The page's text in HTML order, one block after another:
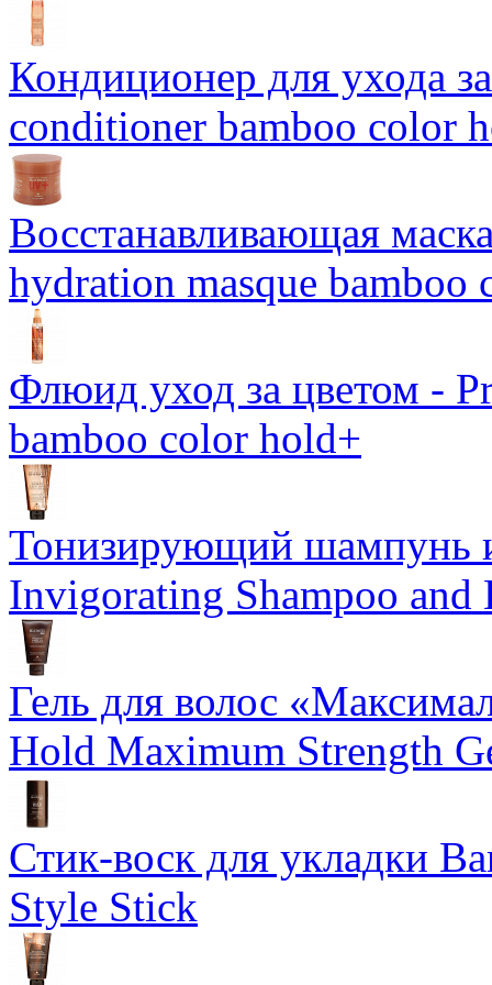
Кондиционер для ухода
conditioner bamboo color
Восстанавливающая
hydration masque bamboo
Флюид уход за цветом -
bamboo color hold+
Тонизирующий шампунь
Invigorating Shampoo and
Гель для волос
Hold Maximum Strength
Стик-воск для укладки
Style Stick